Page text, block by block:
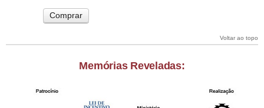
Comprar
Voltar ao topo
Memórias Reveladas: